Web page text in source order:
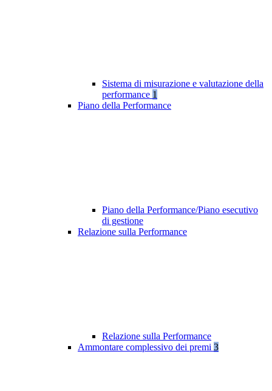
Sistema di misurazione e valutazione della
performance 1
Piano della Performance
Piano della Performance/Piano esecutivo
di gestione
Relazione sulla Performance
Relazione sulla Performance
Ammontare complessivo dei premi 3